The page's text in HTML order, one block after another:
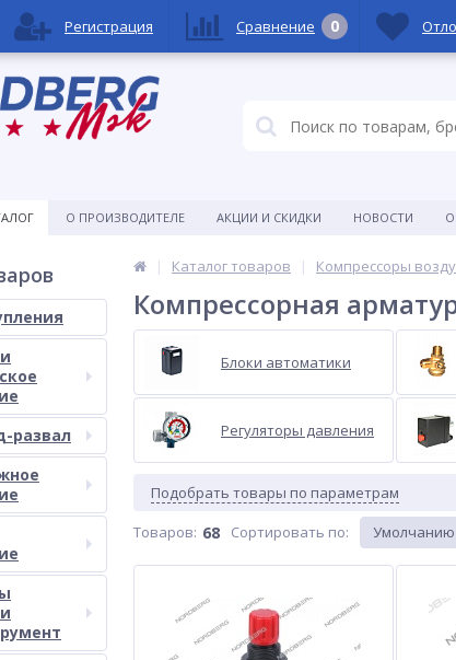
О ПРОИЗВОДИТЕЛЕ АКЦИИ И СКИДКИ НОВОСТИ
развал
Каталог товаров Компрессоры
Компрессорная
Блоки автоматики
Регуляторы давления
Подобрать товары по параметрам
Товаров: 68 Сортировать по: Умолчанию
Регистрация Сравнение 0